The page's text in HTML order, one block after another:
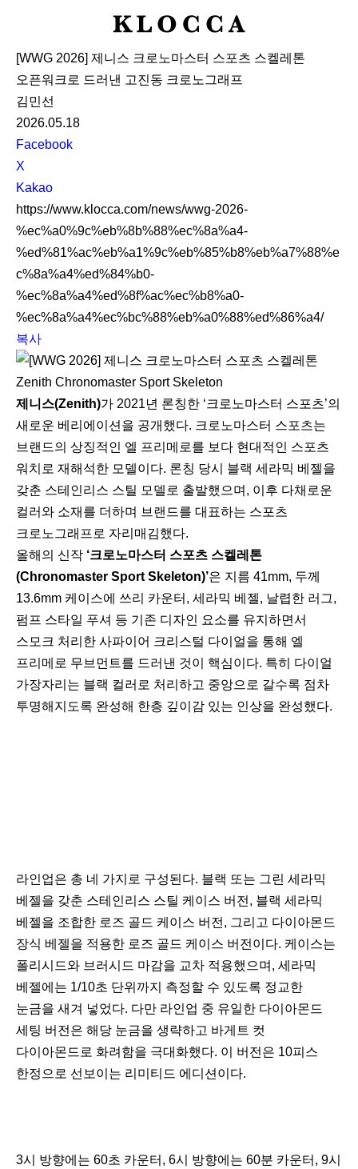
K
O
C
[WWG 2026] 제니스 크로노마스터 스포츠 스켈레톤
오픈워크로 드러낸 고진동 크로노그래프
김민선
2026.05.18
S
N
S
S
h
a
r
e
Facebook
X
Kakao
https://www.klocca.com/news/wwg-2026-
%ec%a0%9c%eb%8b%88%ec%8a%a4-
%ed%81%ac%eb%a1%9c%eb%85%b8%eb%a7%88%e
c%8a%a4%ed%84%b0-
%ec%8a%a4%ed%8f%ac%ec%b8%a0-
%ec%8a%a4%ec%bc%88%eb%a0%88%ed%86%a4/
복사
Zenith Chronomaster Sport Skeleton
제니스(Zenith)가 2021년 론칭한 ‘크로노마스터 스포츠’의
새로운 베리에이션을 공개했다. 크로노마스터 스포츠는
브랜드의 상징적인 엘 프리메로를 보다 현대적인 스포츠
워치로 재해석한 모델이다. 론칭 당시 블랙 세라믹 베젤을
갖춘 스테인리스 스틸 모델로 출발했으며, 이후 다채로운
컬러와 소재를 더하며 브랜드를 대표하는 스포츠
크로노그래프로 자리매김했다.
올해의 신작 ‘크로노마스터 스포츠 스켈레톤
(Chronomaster Sport Skeleton)’은 지름 41mm, 두께
13.6mm 케이스에 쓰리 카운터, 세라믹 베젤, 날렵한 러그,
펌프 스타일 푸셔 등 기존 디자인 요소를 유지하면서
스모크 처리한 사파이어 크리스털 다이얼을 통해 엘
프리메로 무브먼트를 드러낸 것이 핵심이다. 특히 다이얼
가장자리는 블랙 컬러로 처리하고 중앙으로 갈수록 점차
투명해지도록 완성해 한층 깊이감 있는 인상을 완성했다.
라인업은 총 네 가지로 구성된다. 블랙 또는 그린 세라믹
베젤을 갖춘 스테인리스 스틸 케이스 버전, 블랙 세라믹
베젤을 조합한 로즈 골드 케이스 버전, 그리고 다이아몬드
장식 베젤을 적용한 로즈 골드 케이스 버전이다. 케이스는
폴리시드와 브러시드 마감을 교차 적용했으며, 세라믹
베젤에는 1/10초 단위까지 측정할 수 있도록 정교한
눈금을 새겨 넣었다. 다만 라인업 중 유일한 다이아몬드
세팅 버전은 해당 눈금을 생략하고 바게트 컷
다이아몬드로 화려함을 극대화했다. 이 버전은 10피스
한정으로 선보이는 리미티드 에디션이다.
3시 방향에는 60초 카운터, 6시 방향에는 60분 카운터, 9시